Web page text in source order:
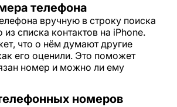
телефона
вручную в строку поиска
из списка контактов на iPhone.
что о нём думают другие
его оценили. Это поможет
номер и можно ли ему
номеров